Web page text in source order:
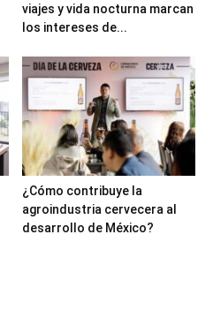
viajes y vida nocturna marcan
los intereses de...
¿Cómo contribuye la
agroindustria cervecera al
desarrollo de México?